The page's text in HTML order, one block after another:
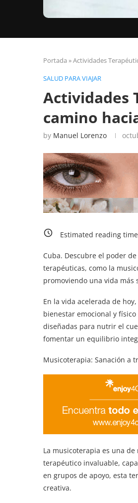
Portada »Actividades
SALUD PARA VIAJAR
Actividades
camino
by Manuel Lorenzo
Estimated reading
Cuba. Descubre el poder
terapéuticas, como la
promoviendo una vida
En la vida acelerada de
bienestar emocional y
diseñadas para nutrir el
fomentar un equilibrio
Musicoterapia: Sanación a
La musicoterapia es una
terapéutico invaluable,
en grupos de apoyo, esta
creativa.